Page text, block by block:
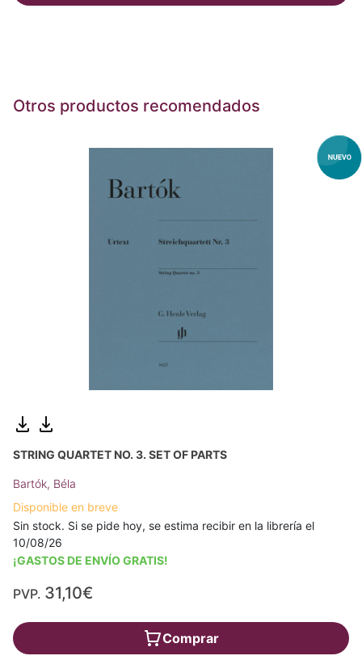
Otros productos recomendados
STRING QUARTET NO. 3. SET OF PARTS
Bartók, Béla
Disponible en breve
Sin stock. Si se pide hoy, se estima recibir en la librería el
10/08/26
¡GASTOS DE ENVÍO GRATIS!
PVP. 31,10€
Comprar